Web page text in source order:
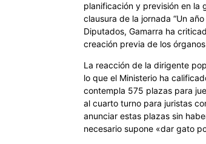
planificación y previsión en la
clausura de la jornada “Un
Diputados, Gamarra ha
creación previa de los
La reacción de la dirigente
lo que el Ministerio ha
contempla 575 plazas para
al cuarto turno para juristas
anunciar estas plazas sin
necesario supone «dar gato